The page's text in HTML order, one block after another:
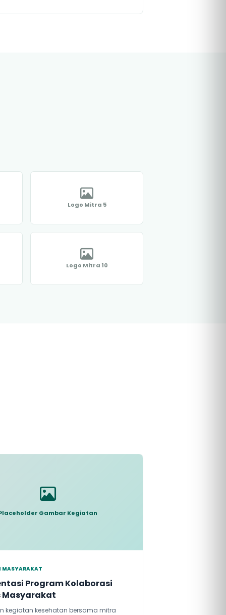
Logo Mitra 5
Logo Mitra 10
Gambar Kegiatan
MASYARAKAT
Program Kolaborasi
Masyarakat
kegiatan kesehatan bersama mitra